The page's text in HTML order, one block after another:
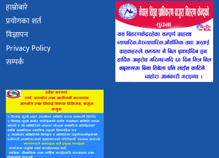
हाम्रोबारे
प्रयोगका शर्त
विज्ञापन
Privacy Policy
सम्पर्क